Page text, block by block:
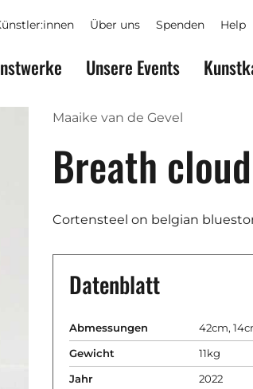
Über uns Spenden Help
Unsere Events
Maaike van de Gevel
Breath
Cortensteel on belgian
Datenblatt
Abmessungen 42cm,
Gewicht 11kg
Jahr 2022